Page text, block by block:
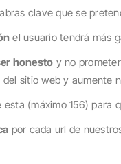
clave que se
el usuario tendrá más
honesto y no
sitio web y aumente
(máximo 156) para
por cada url de